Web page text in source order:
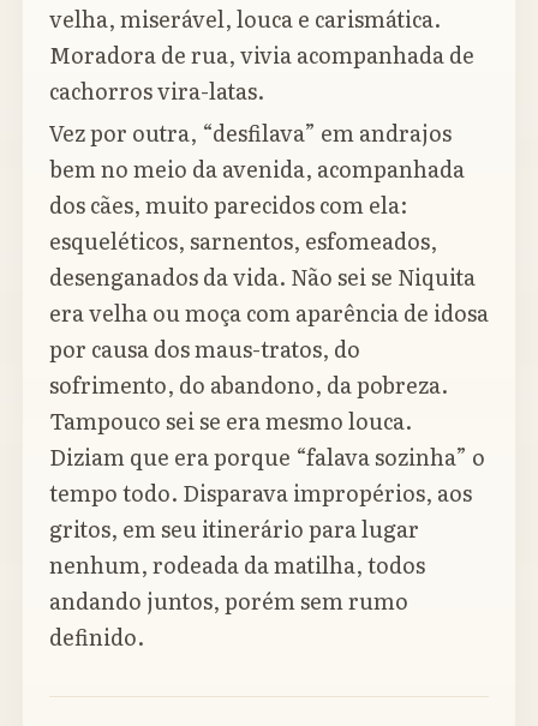
velha, miserável, louca e carismática.
Moradora de rua, vivia acompanhada de
cachorros vira-latas.
Vez por outra, “desfilava” em andrajos
bem no meio da avenida, acompanhada
dos cães, muito parecidos com ela:
esqueléticos, sarnentos, esfomeados,
desenganados da vida. Não sei se Niquita
era velha ou moça com aparência de idosa
por causa dos maus-tratos, do
sofrimento, do abandono, da pobreza.
Tampouco sei se era mesmo louca.
Diziam que era porque “falava sozinha” o
tempo todo. Disparava impropérios, aos
gritos, em seu itinerário para lugar
nenhum, rodeada da matilha, todos
andando juntos, porém sem rumo
definido.